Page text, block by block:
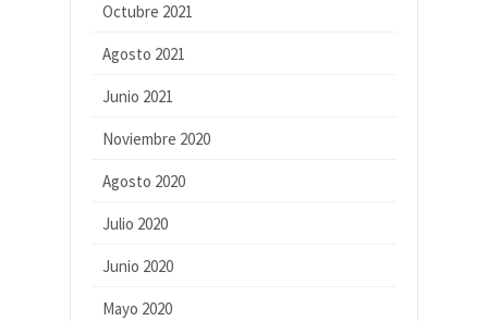
Octubre 2021
Agosto 2021
Junio 2021
Noviembre 2020
Agosto 2020
Julio 2020
Junio 2020
Mayo 2020